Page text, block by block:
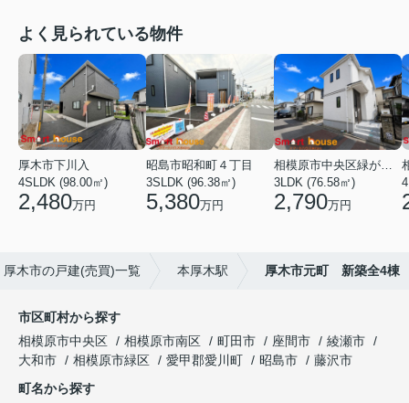
よく見られている物件
厚木市下川入
4SLDK (98.00㎡)
2,480万円
昭島市昭和町４丁目
3SLDK (96.38㎡)
5,380万円
3LDK (76.58㎡)
2,790万円
厚木市の戸建(売買)一覧 本厚木駅 厚木市元町 新築全4棟
市区町村から探す
相模原市中央区
相模原市南区 町田市 座間市
綾瀬市
大和市
相模原市緑区 愛甲郡愛川町 昭島市
藤沢市
町名から探す